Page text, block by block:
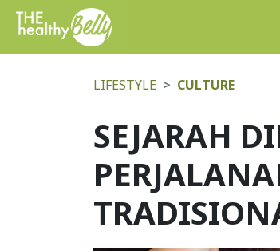
LIFESTYLE CULTURE
SEJARAH